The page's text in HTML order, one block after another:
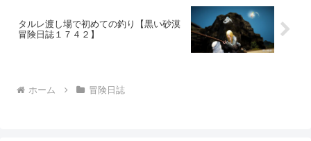
タルレ渡し場で初めての釣り【黒い砂漠
冒険日誌１７４２】
ホーム 冒険日誌